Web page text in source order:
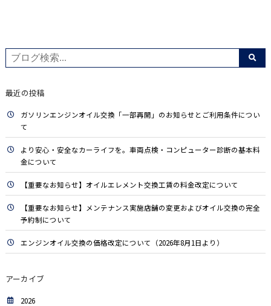
最近の投稿
ガソリンエンジンオイル交換「一部再開」のお知らせとご利用条件につい
て
より安心・安全なカーライフを。車両点検・コンピューター診断の基本料
金について
【重要なお知らせ】オイルエレメント交換工賃の料金改定について
【重要なお知らせ】メンテナンス実施店舗の変更およびオイル交換の完全
予約制について
エンジンオイル交換の価格改定について（2026年8月1日より）
アーカイブ
2026